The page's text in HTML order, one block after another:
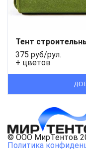
Тент
375 руб/рул.
+ цветов
© ООО МирТентов
Политика